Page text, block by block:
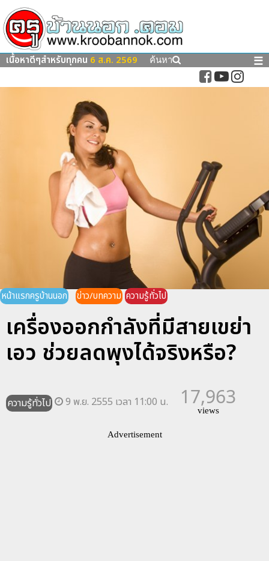
เนื้อหาดีๆสำหรับทุกคน 6 ส.ค. 2569 ค้นหา ☰
หน้าแรกครูบ้านนอก ข่าว/บทความ ความรู้ทั่วไป
เครื่องออกกำลังที่มีสายเขย่า
เอว ช่วยลดพุงได้จริงหรือ?
ความรู้ทั่วไป 9 พ.ย. 2555 เวลา 11:00 น. 17,963
views
Advertisement